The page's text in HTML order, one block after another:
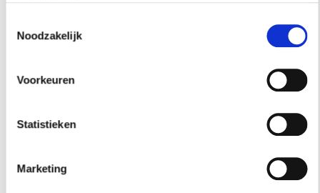
Noodzakelijk
Voorkeuren
Statistieken
Marketing